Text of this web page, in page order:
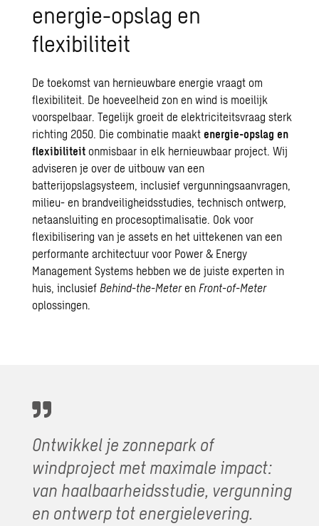
energie-opslag en
flexibiliteit
De toekomst van hernieuwbare energie vraagt om
flexibiliteit. De hoeveelheid zon en wind is moeilijk
voorspelbaar. Tegelijk groeit de elektriciteitsvraag sterk
richting 2050. Die combinatie maakt energie-opslag en
flexibiliteit onmisbaar in elk hernieuwbaar project. Wij
adviseren je over de uitbouw van een
batterijopslagsysteem, inclusief vergunningsaanvragen,
milieu- en brandveiligheidsstudies, technisch ontwerp,
netaansluiting en procesoptimalisatie. Ook voor
flexibilisering van je assets en het uittekenen van een
performantearchitectuur voor Power & Energy
Management Systems hebben we de juiste experten in
huis, inclusief Behind-the-Meteren Front-of-Meter
oplossingen.
Ontwikkel je zonnepark of
windproject met maximale impact:
van haalbaarheidsstudie, vergunning
en ontwerp tot energielevering.